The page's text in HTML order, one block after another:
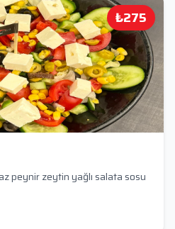
₺275
peynir zeytin yağlı salata sosu